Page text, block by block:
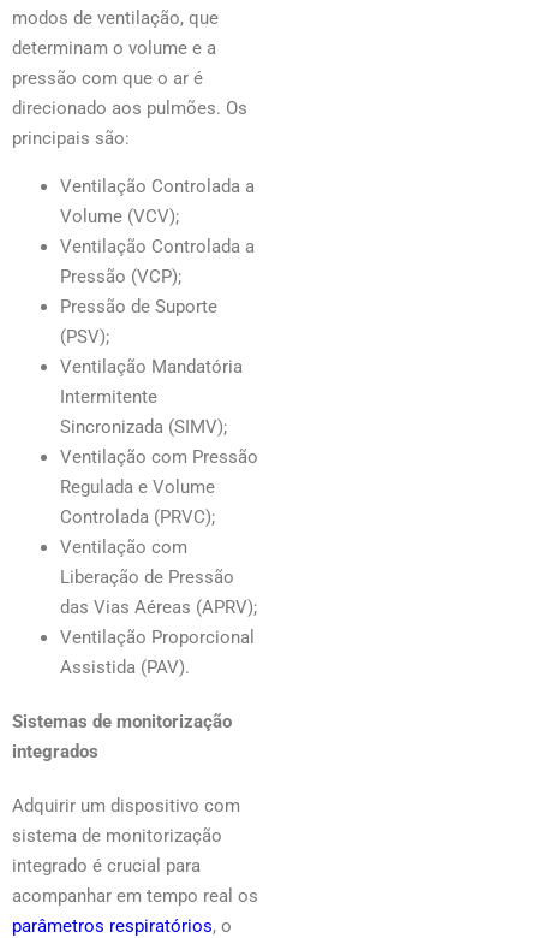
modos de ventilação, que
determinam o volume e a
pressão com que o ar é
direcionado aos pulmões. Os
principais são:
Ventilação Controlada a
Volume (VCV);
Ventilação Controlada a
Pressão (VCP);
Pressão de Suporte
(PSV);
Ventilação Mandatória
Intermitente
Sincronizada (SIMV);
Ventilação com Pressão
Regulada e Volume
Controlada (PRVC);
Ventilação com
Liberação de Pressão
das Vias Aéreas (APRV);
Ventilação Proporcional
Assistida (PAV).
Sistemas de monitorização
integrados
Adquirir um dispositivo com
sistema de monitorização
integrado é crucial para
acompanhar em tempo real os
parâmetros respiratórios, o